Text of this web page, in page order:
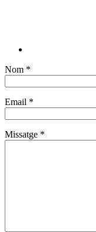
Nom *
Email *
Missatge *